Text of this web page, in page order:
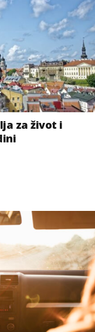
za život i
MAGAZIN NOVOSTI
Najmoćnije piće
vrućine: Hidrira
ali daje više